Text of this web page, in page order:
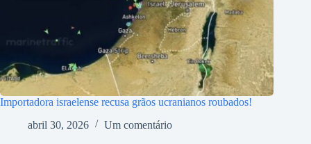
Importadora israelense recusa grãos ucranianos roubados!
abril 30, 2026
Um comentário